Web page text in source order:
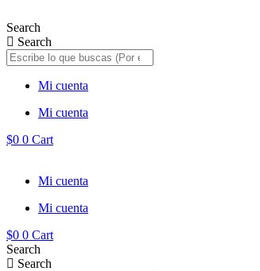
al
contenido
Search
Search
Mi cuenta
Mi cuenta
$0 0 Cart
Mi cuenta
Mi cuenta
$0 0 Cart
Search
Search